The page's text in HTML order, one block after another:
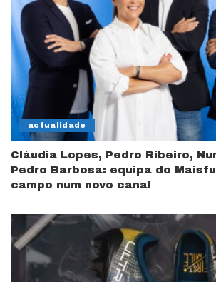
actualidade
Cláudia Lopes, Pedro Ribeiro,
Pedro Barbosa: equipa do
campo num novo canal